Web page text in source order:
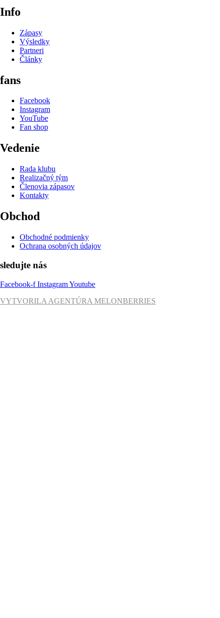
Info
Zápasy
Výsledky
Partneri
Články
fans
Facebook
Instagram
YouTube
Fan shop
Vedenie
Rada klubu
Realizačný tým
Členovia zápasov
Kontakty
Obchod
Obchodné podmienky
Ochrana osobných údajov
sledujte nás
Facebook-f InstagramYoutube
VYTVORILA AGENTÚRA MELONBERRIES